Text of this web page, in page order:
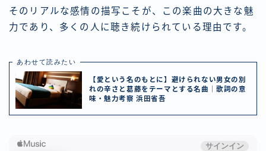
そのリアルな感情の描写こそが、この楽曲の大きな魅
力であり、多くの人に聴き続けられている理由です。
あわせて読みたい
【愛という名のもとに】避けられない男女の別
れの辛さと葛藤をテーマとする名曲｜歌詞の意
味・魅力考察 浜田省吾